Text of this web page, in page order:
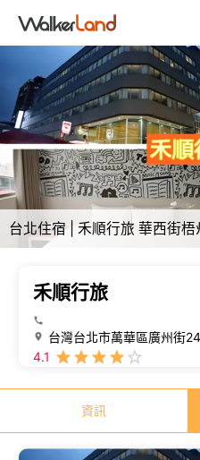
禾順行旅
台灣台北市萬華區廣州街
4.1
資訊